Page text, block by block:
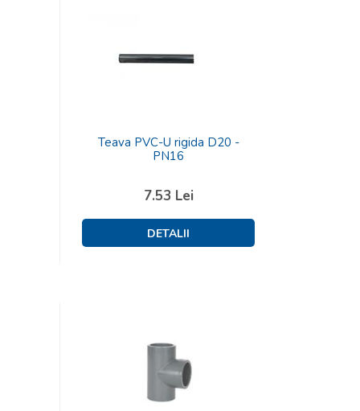
Teava PVC-U rigida D20 -
PN16
7.53 Lei